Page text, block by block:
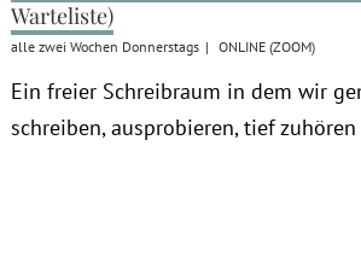
Warteliste)
alle zwei Wochen Donnerstags | ONLINE (ZOOM)
Ein freier Schreibraum in dem wir
schreiben, ausprobieren, tief